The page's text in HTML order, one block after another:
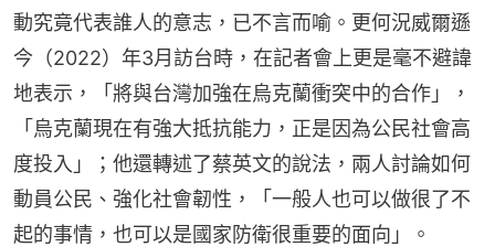
動究竟代表誰人的意志，已不言而喻。更何況威爾遜
今（2022）年3月訪台時，在記者會上更是毫不避諱
地表示，「將與台灣加強在烏克蘭衝突中的合作」，
「烏克蘭現在有強大抵抗能力，正是因為公民社會高
度投入」；他還轉述了蔡英文的說法，兩人討論如何
動員公民、強化社會韌性，「一般人也可以做很了不
起的事情，也可以是國家防衛很重要的面向」。